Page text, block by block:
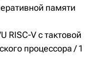
памяти
RISC-V с тактовой
процессора / 1